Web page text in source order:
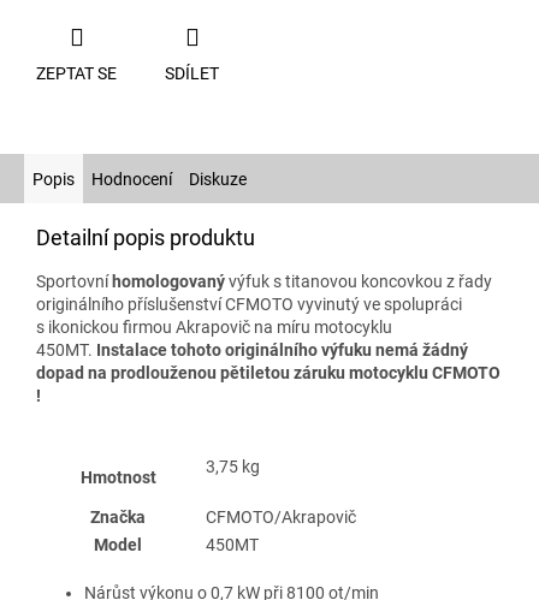
ZEPTAT SE SDÍLET
Popis Hodnocení Diskuze
Detailní popis produktu
Sportovní homologovanývýfuk s titanovou koncovkou z řady
originálního příslušenství CFMOTO vyvinutý ve spolupráci
s ikonickou firmou Akrapovič na míru motocyklu
450MT. Instalace tohoto originálního výfuku nemá žádný
dopad na prodlouženou pětiletou záruku motocyklu CFMOTO
!
Hmotnost
3,75 kg
Značka
CFMOTO/Akrapovič
Model
450MT
Nárůst výkonu o 0,7 kW při 8100 ot/min